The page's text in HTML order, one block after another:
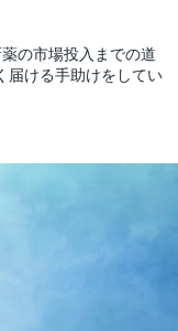
の市場投入までの道
届ける手助けをしてい